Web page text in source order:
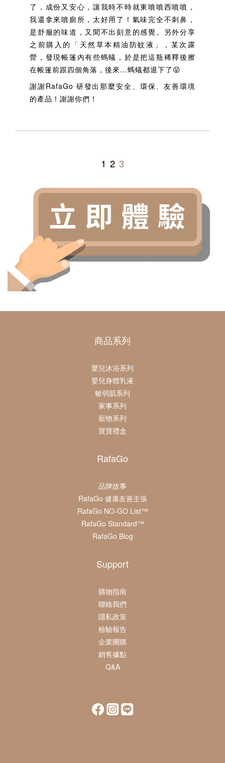
了，成份又安心，讓我時不時就東噴噴西噴噴，
我還拿來噴廁所，太好用了！氣味完全不刺鼻，
是舒服的味道，又聞不出刻意的感覺。另外分享
之前購入的「天然草本精油防蚊液」，某次露
營，發現帳篷內有些螞蟻，於是把這瓶稀釋後擦
在帳篷前跟四個角落，後來...螞蟻都退下了😝
謝謝RafaGo 研發出那麼安全、環保、友善環境
的產品！謝謝你們！
1 2 3
商品系列
嬰兒沐浴系列
嬰兒身體乳液
敏弱肌系列
家事系列
寵物系列
寶寶禮盒
RafaGo
品牌故事
RafaGo 健康友善主張
RafaGo NO-GO List™
RafaGo Standard™
RafaGo Blog
Support
購物指南
聯絡我們
隱私政策
檢驗報告
企業團購
銷售據點
Q&A